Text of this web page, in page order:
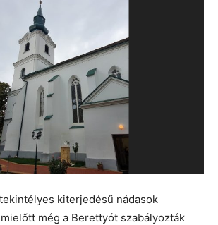
kiterjedésű nádasok
még a Berettyót szabályozták